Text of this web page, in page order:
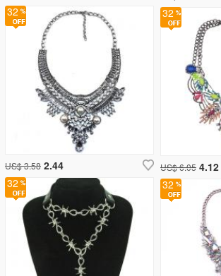
32
US$ 3.58 2.44
32
US$ 6.05 4.12
32
32